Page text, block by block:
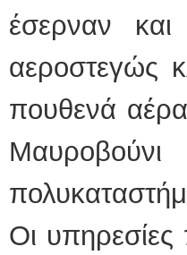
έσερναν
αεροστεγώς
πουθενά
Οι υπηρεσίες